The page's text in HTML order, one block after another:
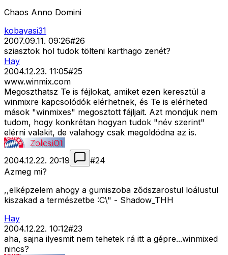
Chaos Anno Domini
kobayasi31
2007.09.11. 09:26#26
sziasztok hol tudok tölteni karthago zenét?
Hay
2004.12.23. 11:05#25
www.winmix.com
Megoszthatsz Te is féjlokat, amiket ezen keresztül a
winmixre kapcsolódók elérhetnek, és Te is elérheted
mások "winmixes" megosztott fájljait. Azt mondjuk nem
tudom, hogy konkrétan hogyan tudok "név szerint"
elérni valakit, de valahogy csak megoldódna az is.
2004.12.22. 20:19 #24
Azmeg mi?
,,elképzelem ahogy a gumiszoba ződszarostul loálustul
kiszakad a természetbe :C\" - Shadow_THH
Hay
2004.12.22. 10:12#23
aha, sajna ilyesmit nem tehetek rá itt a gépre...winmixed
nincs?